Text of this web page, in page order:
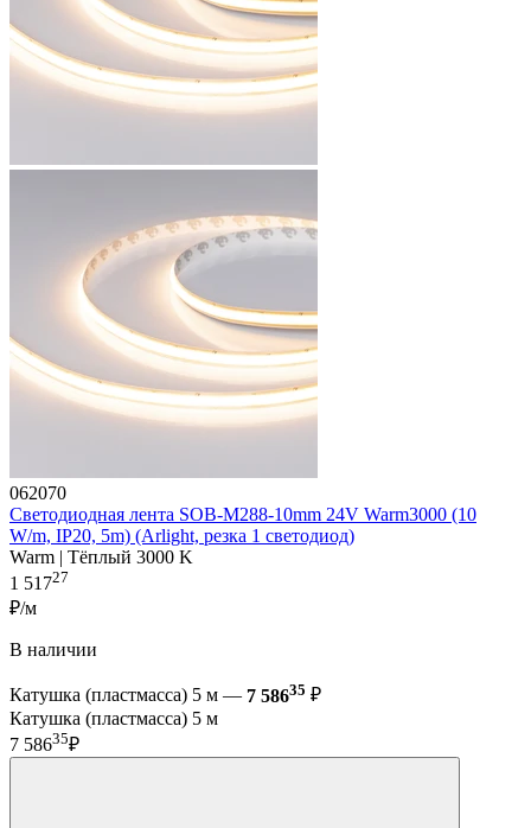
062070
Светодиодная лента SOB-M288-10mm 24V Warm3000 (10
W/m, IP20, 5m) (Arlight, резка 1 светодиод)
Warm | Тёплый 3000 K
1 51727
₽/м
В наличии
Катушка (пластмасса) 5 м — 7 58635 ₽
Катушка (пластмасса) 5 м
7 58635₽